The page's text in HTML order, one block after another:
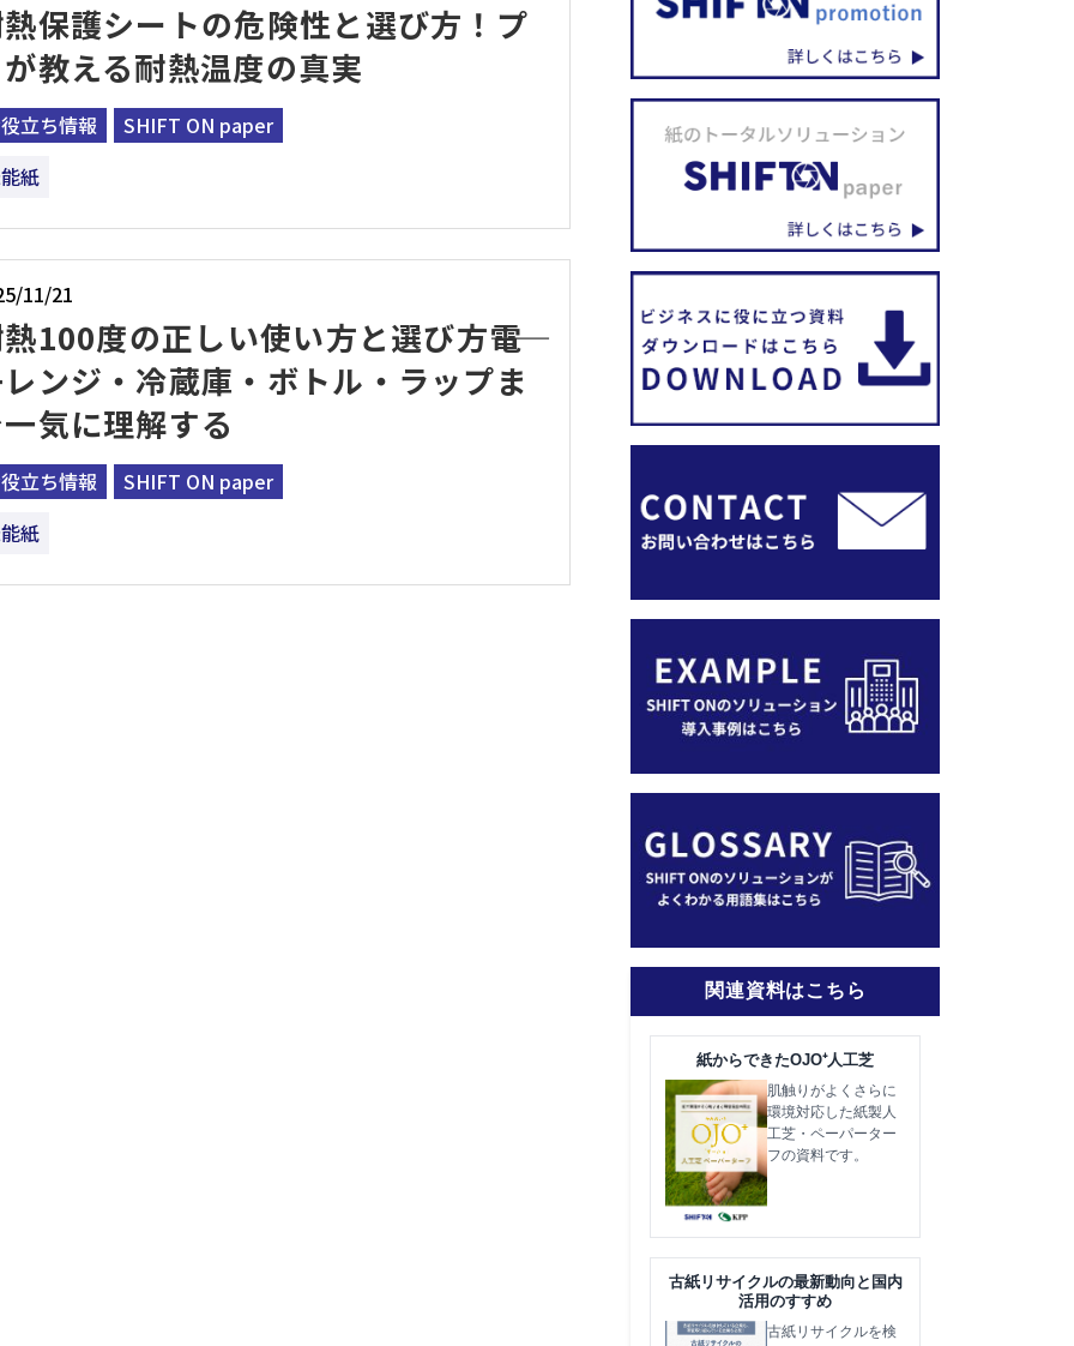
保護シートの危険性と選び方！プ
教える耐熱温度の真実
立ち情報
SHIFT ON paper
紙
11/21
100度の正しい使い方と選び方――電
ンジ・冷蔵庫・ボトル・ラップま
気に理解する
立ち情報
SHIFT ON paper
紙
関連資料はこちら
紙からできたOJO⁺人工芝
肌触りがよくさらに
環境対応した紙製人
工芝・ペーパーター
フの資料です。
古紙リサイクルの最新動向と国内
活用のすすめ
古紙リサイクルを検